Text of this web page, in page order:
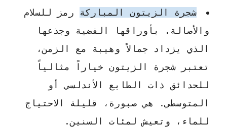
شجرة الزيتون المباركة رمز للسلام
والأصالة. بأوراقها الفضية وجذعها
الذي يزداد جمالاً وهيبة مع الزمن،
تعتبر شجرة الزيتون خياراً مثالياً
للحدائق ذات الطابع الأندلسي أو
المتوسطي. هي صبورة، قليلة الاحتياج
للماء، وتعيش لمئات السنين.